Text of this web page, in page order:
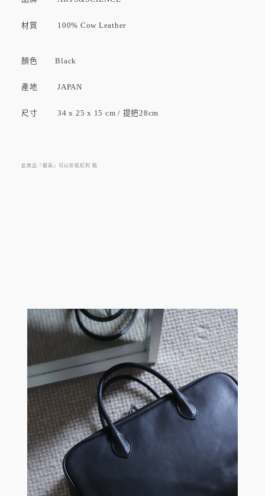
材質 100% Cow Leather
顏色 Black
產地 JAPAN
尺寸 34 x 25 x 15 cm / 提把28cm
此商品『最高』可以折抵紅利 點